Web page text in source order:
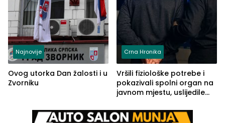
Najnovije
Ovog utorka Dan žalosti i u
Zvorniku
Crna Hronika
Vršili fiziološke potrebe i
pokazivali spolni organ na
javnom mjestu, uslijedile